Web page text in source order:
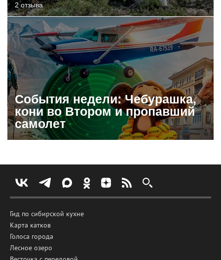
2 отзыва
События недели: Чебурашка,
кони во Втором и пропавший
самолет
Гид по сибирской кухне
Карта катков
Голоса города
Лесное озеро